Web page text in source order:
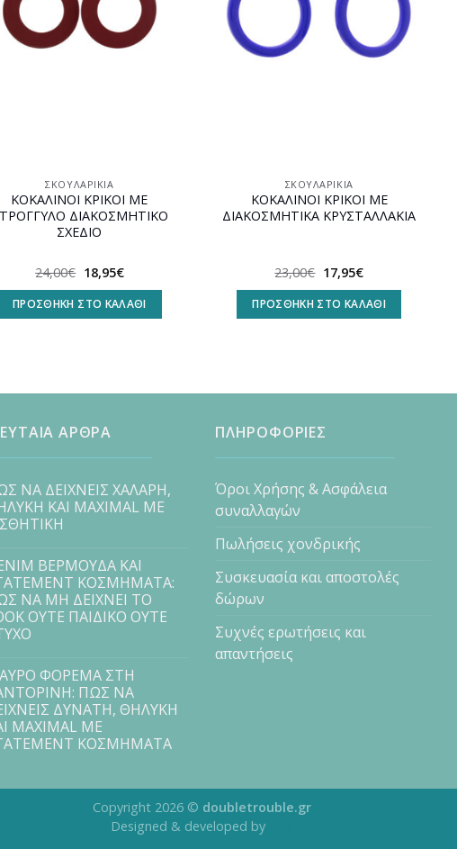
ΣΚΟΥΛΑΡΊΚΙΑ
ΚΟΚΑΛΙΝΟΙ ΚΡΙΚΟΙ ΜΕ
ΔΙΑΚΟΣΜΗΤΙΚΟ
ΣΧΕΔΙΟ
24,00€ Original
price
was:
24,00€.
18,95€Η
τιμή
είναι:
18,95€.
ΠΡΟΣΘΉΚΗ ΣΤΟ ΚΑΛΆΘΙ
ΣΚΟΥΛΑΡΊΚΙΑ
ΚΟΚΑΛΙΝΟΙ ΚΡΙΚΟΙ ΜΕ
ΔΙΑΚΟΣΜΗΤΙΚΑ ΚΡΥΣΤΑΛΛΑΚΙΑ
23,00€ Original
price
was:
23,00€.
17,95€Η
τιμή
είναι:
17,95€.
ΠΡΟΣΘΉΚΗ ΣΤΟ ΚΑΛΆΘΙ
ΑΡΘΡΑ
ΝΑ ΔΕΙΧΝΕΙΣ ΧΑΛΑΡΗ,
ΚΑΙ MAXIMAL ΜΕ
ΒΕΡΜΟΥΔΑ ΚΑΙ
ΚΟΣΜΗΜΑΤΑ:
ΝΑ ΜΗ ΔΕΙΧΝΕΙ ΤΟ
ΟΥΤΕ ΠΑΙΔΙΚΟ ΟΥΤΕ
ΦΟΡΕΜΑ ΣΤΗ
ΠΩΣ ΝΑ
ΔΥΝΑΤΗ, ΘΗΛΥΚΗ
MAXIMAL ΜΕ
ΚΟΣΜΗΜΑΤΑ
ΠΛΗΡΟΦΟΡΙΕΣ
Όροι Χρήσης & Ασφάλεια
συναλλαγών
Πωλήσεις χονδρικής
Συσκευασία και αποστολές
δώρων
Συχνές ερωτήσεις και
απαντήσεις
Copyright 2026 © doubletrouble.gr
Designed & developed by